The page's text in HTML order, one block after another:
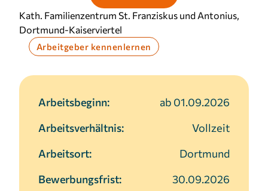
Kath. Familienzentrum St. Franziskus und Antonius,
Dortmund-Kaiserviertel
Arbeitgeber kennenlernen
Arbeitsbeginn:
ab 01.09.2026
Arbeitsverhältnis:
Vollzeit
Arbeitsort:
Dortmund
Bewerbungsfrist:
30.09.2026